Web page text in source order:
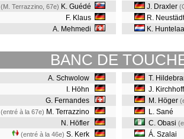
(M. Terrazzino, 67e) K. Guédé
F. Klaus
A. Mehmedi
J. Draxler
R.
K.
BANC DE
A. Schwolow
I. Höhn
G. Fernandes
(entré à la 67e) M. Terrazzino
N. Höfler
(entré à la 46e) S. Kerk
T.
J.
M. Höger
L. Sané
C. Obasi
Á. Szalai